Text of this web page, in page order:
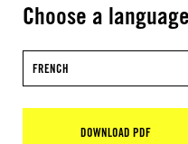
Choose a
FRENCH
DOWNLOAD PDF